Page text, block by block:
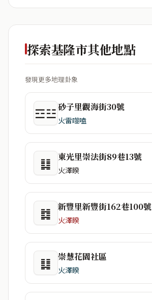
探索基隆市其他地點
發現更多地理卦象
☲☳砂子里觀海街30號
火雷噬嗑
䷆ 東光里崇法街89巷13號
火澤睽
䷜ 新豐里新豐街162巷100號
火澤睽
䷆ 崇慧花園社區
火澤睽